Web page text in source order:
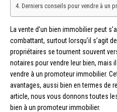
Derniers conseils pour vendre à un
La vente d’un bien immobilier peut
combattant, surtout lorsqu’il s’agit
propriétaires se tournent souvent
notaires pour vendre leur bien, mais
vendre à un promoteur immobilier.
avantages, aussi bien en termes de
article, nous vous donnons toutes
bien à un promoteur immobilier.